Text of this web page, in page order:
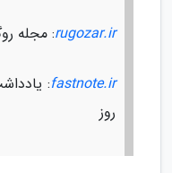
rugozar.ir: مجله
fastnote.ir
:
روز